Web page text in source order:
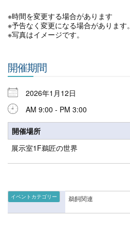
※時間を変更する場合があります
※予告なく変更になる場合があります。
※写真はイメージです。
開催期間
2026年1月12日
AM 9:00 - PM 3:00
開催場所
展示室1F鵜匠の世界
イベントカテゴリー 鵜飼関連